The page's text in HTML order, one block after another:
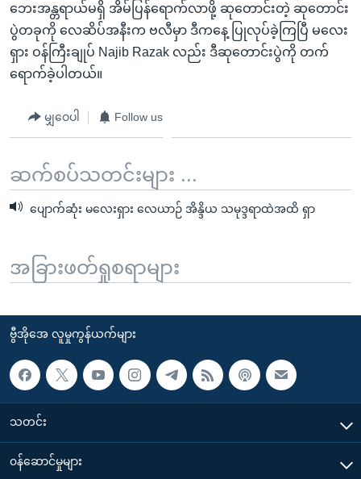
ဘေးအန္တရာယ်မရှိ အိမ်ပြန်ရောက်လာဖို့ ဆုတောင်းတဲ့ ဆုတောင်း
ပွဲတခုကို လေဆိပ်အနီးက ဗလီမှာ ဒီကနေ့ ပြုလုပ်ခဲ့ကြပြီ မလေး
ရှား ဝန်ကြီးချုပ် Najib Razak လည်း ဒီဆုတောင်းပွဲကို တက်
ရောက်ခဲ့ပါတယ်။
မျှဝေပါ Follow us
ဆက်စပ်သတင်းများ ...
ပျောက်ဆုံး မလေးရှား လေယာဉ် အိန္ဒိယ သမုဒ္ဒရာထဲအထိ ရှာ
အခြားဖတ်ရှုစရာများ
ဗွီအိုအေ လူမှုကွန်ယက်များ
သတင်း
၀န်ဆောင်မှုများ